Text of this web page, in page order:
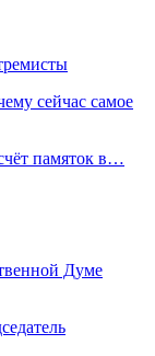
сейчас самое
памяток в…
Думе